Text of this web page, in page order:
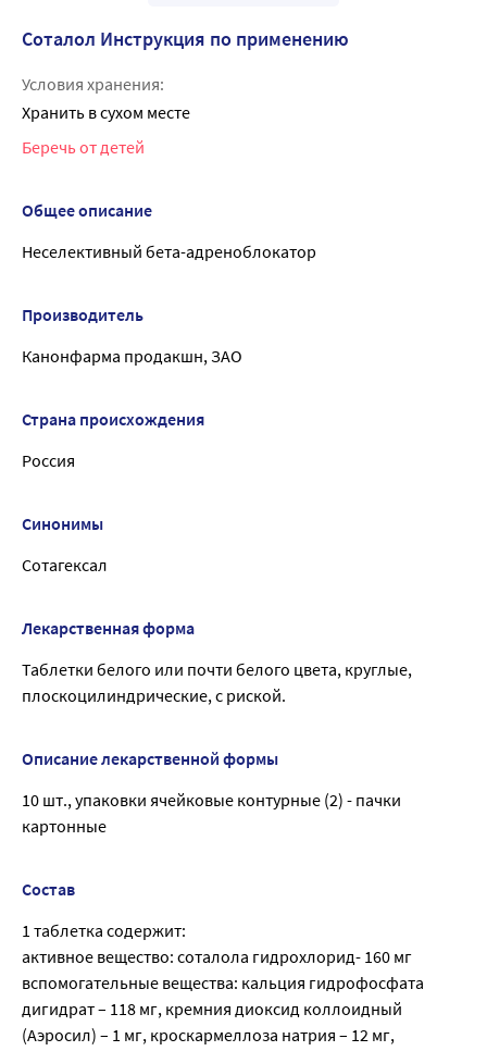
Соталол Инструкция по применению
Условия хранения:
Хранить в сухом месте
Беречь от детей
Общее описание
Неселективный бета-адреноблокатор
Производитель
Канонфарма продакшн, ЗАО
Страна происхождения
Россия
Синонимы
Сотагексал
Лекарственная форма
Таблетки белого или почти белого цвета, круглые,
плоскоцилиндрические, с риской.
Описание лекарственной формы
10 шт., упаковки ячейковые контурные (2) - пачки
картонные
Состав
1 таблетка содержит:
активное вещество: соталола гидрохлорид- 160 мг
вспомогательные вещества: кальция гидрофосфата
дигидрат – 118 мг, кремния диоксид коллоидный
(Аэросил) – 1 мг, кроскармеллоза натрия – 12 мг,